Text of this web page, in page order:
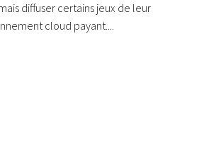
diffuser certains jeux de leur
cloud payant....